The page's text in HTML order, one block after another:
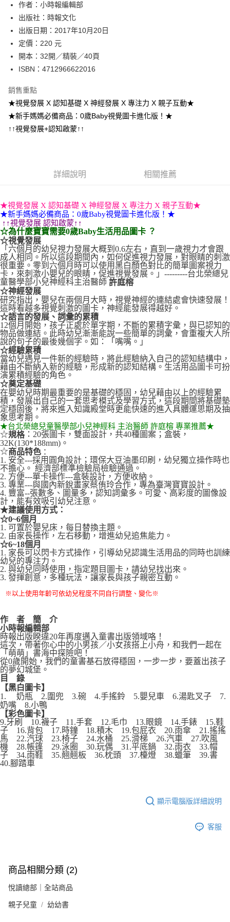
付款後全家取貨
每筆NT$60，滿NT$499(含以上)免運費
付款後7-11取貨
每筆NT$60，滿NT$499(含以上)免運費
宅配
每筆NT$100，滿NT$499(含以上)免運費
作者：小時報編輯部
出版社：時報文化
出版日期：2017年10月20日
定價：220 元
開本：32開／精裝／40頁
ISBN：4712966622016
銷售重點
★視覺發展 X 認知基礎 X 神經發展 X 專注力 X 親子互動★
★新手媽媽必備商品：0歲Baby視覺圖卡進化版！★
↑↑視覺發展+認知啟蒙↑↑
詳細說明 相關推薦
★視覺發展 X 認知基礎 X 神經發展 X 專注力 X 親子互動★
★新手媽媽必備商品：0歲Baby視覺圖卡進化版！★
↑↑視覺發展 認知啟蒙↑↑
☆為什麼寶寶需要0歲Baby生活用品圖卡 ？
☆視覺發展
「六個月的幼兒視力發展大概到0.6左右，直到一歲視力才會跟
成人相同。所以這段期間內，如何促進視力發展，對眼睛的刺激
很重要。零到六個月時可以使用黑白顏色對比的簡單圖案視力
卡，來刺激小嬰兒的眼睛，促進視覺發展。」---------台北榮總兒
童醫學部小兒神經科主治醫師 許庭榕
☆神經發展
研究指出，嬰兒在兩個月大時，視覺神經的連結處會快速發展！
這時看越多視覺刺激的圖卡，神經能發展得越好。
☆語言的發展、詞彙的累積
12個月開始，孩子正處於單字期，不斷的累積字彙，與已認知的
物品做連結。此時幼兒漸漸能說一些簡單的詞彙，會重複大人所
說的句子的最後幾個字。如：「嘴嘴。」
☆經驗累積
當幼兒遇見一件新的經驗時，將此經驗納入自己的認知結構中，
藉由不斷納入新的經驗，形成新的認知結構。生活用品圖卡可扮
演累積經驗的角色。
☆奠定基礎
在嬰幼兒時期最重要的是基礎的穩固，幼兒藉由以上的經驗累
積，發展出自己的一套思考模式及學習方式，這段期間將基礎墊
定穩固後，將來進入知識殿堂時更能快速的進入具體運思期及抽
象思考期。
★台北榮總兒童醫學部小兒神經科 主治醫師 許庭榕 專業推薦★
☆規格：20張圖卡，雙面設計，共40種圖案；盒裝，
32K(130*188mm)。
☆商品特色 ：
1. 安全---採用圓角設計；環保大豆油墨印刷，幼兒獨立操作時也
不擔心。 經濟部標準檢驗局檢驗通過。
2. 方便---單卡操作---盒裝設計，方便收納。
3. 專業---與國內新銳畫家蔡侑玲合作，專為臺灣寶寶設計。
4. 豐富--張數多、圖量多，認知詞彙多。可愛、高彩度的圖像設
計，能有效吸引幼兒注意。
★建議使用方式：
☆0~6個月
1. 可置於嬰兒床，每日替換主題。
2. 由家長操作，左右移動，增進幼兒追焦能力。
☆6~18個月
1. 家長可以閃卡方式操作，引導幼兒認識生活用品的同時也訓練
幼兒的專注力。
2. 與幼兒同時使用，指定題目圖卡，請幼兒找出來。
3. 發揮創意，多種玩法，讓家長與孩子親密互動。
※以上使用年齡可依幼兒程度不同自行調整、變化※
作 者 簡 介
小時報編輯部
時報出版睽違20年再度邁入童書出版領域咯！
這次，帶著你心中的小男孩／小女孩搭上小舟，和我們一起在
「萌萌」書海中探險吧！
從0歲開始，我們的童書基石放得穩固，一步一步，要蓋出孩子
的夢幻城堡。
目
錄
【黑白圖卡】
1.
奶瓶 2.圍兜 3.碗 4.手搖鈴 5.嬰兒車 6.湯匙叉子 7.
奶嘴 8.小鴨
【彩色圖卡】
9.牙刷 10.襪子 11.手套 12.毛巾 13.眼鏡 14.手錶 15.鞋
子 16.背包 17.時鐘 18.積木 19.包屁衣 20.雨傘 21.搖搖
馬 22.汽球 23.椅子 24.水桶 25.滑梯 26.汽車 27.吹風
機 28.帳篷 29.泳圈 30.玩偶 31.平底鍋 32.雨衣 33.帽
子 34.雨鞋 35.翹翹板 36.枕頭 37.檯燈 38.蠟筆 39.書
40.腳踏車
顯示電腦版詳細說明
客服
商品相關分類 (2)
悅讀總部｜全站商品
親子兒童 幼幼書